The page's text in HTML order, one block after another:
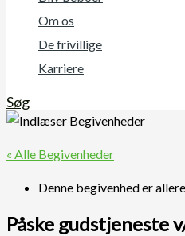
Om os
De frivillige
Karriere
Søg
« Alle Begivenheder
Denne begivenhed er
Påske gudstjeneste